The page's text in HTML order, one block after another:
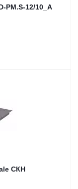
12/10_A
СКН